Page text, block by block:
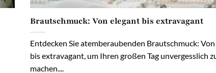
Brautschmuck: Von elegant bis extravagant
Entdecken Sie atemberaubenden Brautschmuck:
bis extravagant, um Ihren großen Tag unvergesslich
machen....